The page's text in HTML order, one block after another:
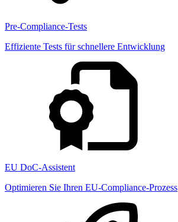
Pre-Compliance-Tests
Effiziente Tests für schnellere Entwicklung
EU DoC-Assistent
Optimieren Sie Ihren EU-Compliance-Prozess